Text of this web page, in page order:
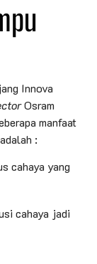
Innova
Osram
manfaat
:
cahaya yang
cahaya jadi